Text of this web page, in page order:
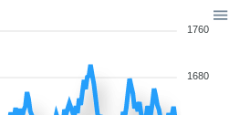
1760
1680